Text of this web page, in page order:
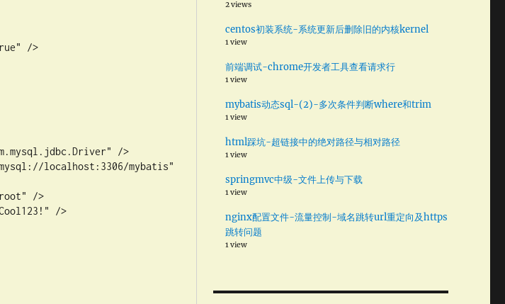
2 views
centos初装系统-系统更新后删除旧的内核kernel
1 view
前端调试-chrome开发者工具查看请求行
1 view
mybatis动态sql-(2)-多次条件判断where和trim
1 view
html踩坑-超链接中的绝对路径与相对路径
1 view
springmvc中级-文件上传与下载
1 view
nginx配置文件-流量控制-域名跳转url重定向及https
跳转问题
1 view